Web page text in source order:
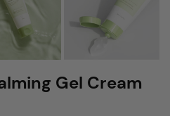
Gel Cream